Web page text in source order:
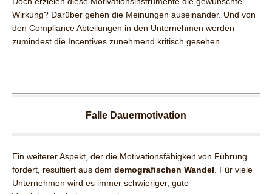
Wirkung? Darüber gehen die Meinungen auseinander. Und von
den Compliance Abteilungen in den Unternehmen werden
zumindest die Incentives zunehmend kritisch gesehen.
Falle Dauermotivation
Ein weiterer Aspekt, der die Motivationsfähigkeit von Führung
fordert, resultiert aus dem demografischen Wandel . Für viele
Unternehmen wird es immer schwieriger, gute